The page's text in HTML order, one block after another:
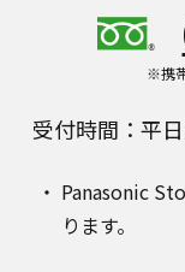
※携
受付時間：平
Panasonic
ります。